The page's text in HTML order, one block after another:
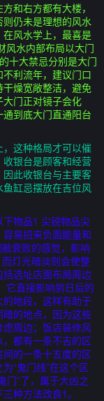
和右方都有大楼，
仍未是理想的风水
风水学上，最喜是
风水内部布局以大门
十大禁忌分别是大门
利流年，建议门口
燥宽敞整洁，避免
门正对镜子会化
到底大门直通阳台
这种格局才可以催
银台是顾客和经营
此收银台与主要客
缸忌摆放在吉位风
物品1 尖锐物品尖
易招来负面能量和
衰败的感觉，影响
灯光暗淡则会使整
选址店面布局周边
它直接影响到日后的
地段，这样有助于
的地点，因为这些
周边；饭店装修风
都有一条不吉的区
的一条十五度的区
“鬼门线”在这个区
门”了，属于大凶之
种方法改良1。